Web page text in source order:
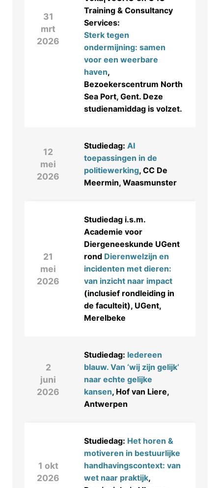
31
mrt
2026
Training & Consultancy
Services:
Sterk tegen
ondermijning: samen
voor een weerbare
haven,
Bezoekerscentrum North
Sea Port, Gent. Deze
studienamiddag is volzet.
12
mei
2026
Studiedag: AI
toepassingen in de
politiewerking, CC De
Meermin, Waasmunster
21
mei
2026
Studiedag i.s.m.
Academie voor
Diergeneeskunde UGent
rond Dierenwelzijn en
incidenten met dieren:
van inzicht naar impact
(inclusief rondleiding in
de faculteit), UGent,
Merelbeke
2
juni
2026
Studiedag: Iedereen
blauw. Van ‘wij zijn gelijk’
naar echte gelijke
kansen, Hof van Liere,
Antwerpen
1 okt
2026
Studiedag: Het horen &
motiveren in bestuurlijke
handhavingscontext: van
wet naar praktijk,